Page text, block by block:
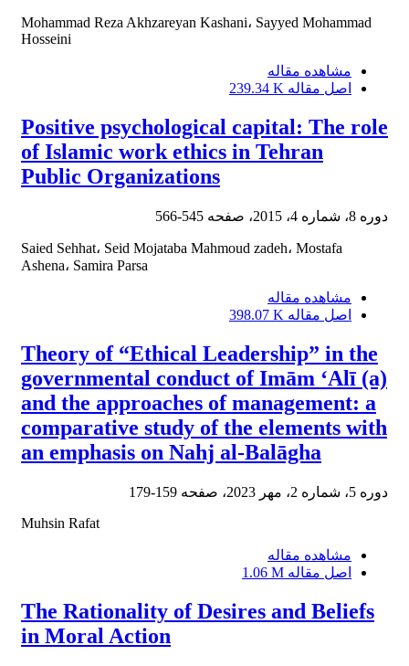
Mohammad Reza Akhzareyan Kashani، Sayyed Mohammad
Hosseini
مشاهده مقاله
اصل مقاله 239.34 K
Positive psychological capital: The role
of Islamic work ethics in Tehran
Public Organizations
دوره 8، شماره 4، 2015، صفحه 545-566
Saied Sehhat، Seid Mojataba Mahmoud zadeh، Mostafa
Ashena، Samira Parsa
مشاهده مقاله
اصل مقاله 398.07 K
Theory of “Ethical Leadership” in the
governmental conduct of Imām ‘Alī (a)
and the approaches of management: a
comparative study of the elements with
an emphasis on Nahj al-Balāgha
دوره 5، شماره 2، مهر 2023، صفحه
159-179
Muhsin Rafat
مشاهده مقاله
اصل مقاله 1.06 M
The Rationality of Desires and Beliefs
in Moral Action